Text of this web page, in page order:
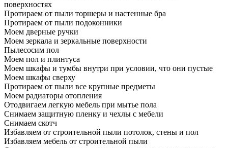
поверхностях
Протираем от пыли торшеры и настенные бра
Протираем от пыли подоконники
Моем дверные ручки
Моем зеркала и зеркальные поверхности
Пылесосим пол
Моем пол и плинтуса
Моем шкафы и тумбы внутри при условии, что они пустые
Моем шкафы сверху
Протираем от пыли все крупные предметы
Моем радиаторы отопления
Отодвигаем легкую мебель при мытье пола
Снимаем защитную пленку и чехлы с мебели
Снимаем скотч
Избавляем от строительной пыли потолок, стены и пол
Избавляем мебель от строительной пыли